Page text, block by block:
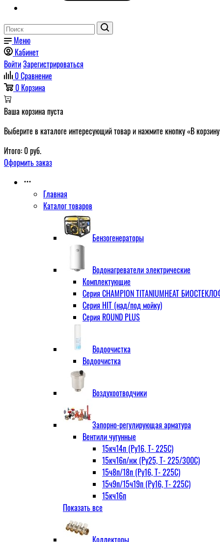
Меню
Кабинет
ВойтиЗарегистрироваться
0Сравнение
0 Корзина
Ваша корзина пуста
Выберите в каталоге интересующий товар и нажмите кнопку «В
Итого: 0руб.
Оформить заказ
Главная
Каталог товаров
Бензогенераторы
Водонагреватели электрические
Комплектующие
Серия CHAMPION TITANIUMHEAT
Серия HIT (над/под мойку)
Серия ROUND PLUS
Водоочистка
Водоочистка
Воздухоотводчики
Запорно-регулирующая арматура
Вентили чугунные
15кч14п (Ру16, Т- 225С)
15кч16п/нж (Ру25, Т- 225/300С)
15ч8п/18п (Ру16, Т- 225С)
15ч9п/15ч19п (Ру16, Т- 225С)
15кч16п
Показать все
Коллекторы